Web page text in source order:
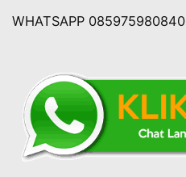
WHATSAPP 085975980840